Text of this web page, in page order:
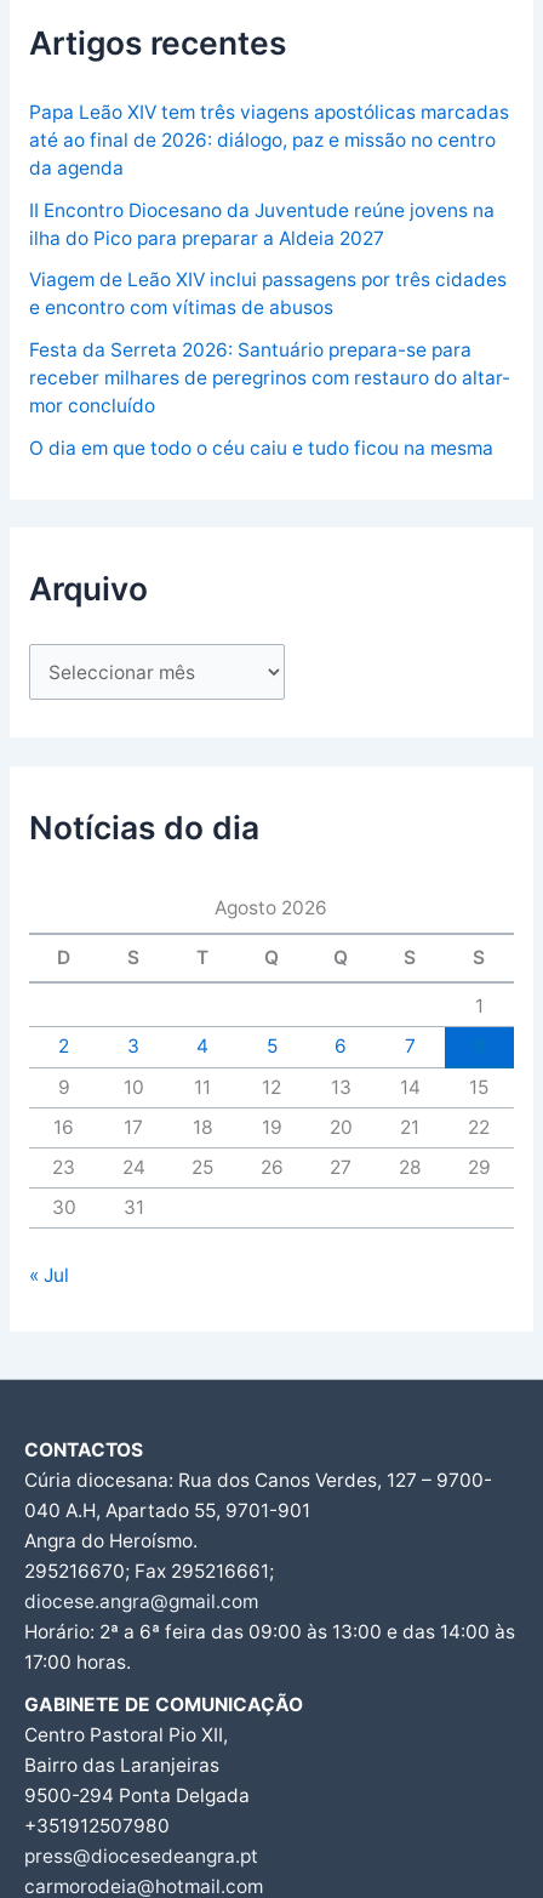
Artigos recentes
Papa Leão XIV tem três viagens apostólicas marcadas
até ao final de 2026: diálogo, paz e missão no centro
da agenda
II Encontro Diocesano da Juventude reúne jovens na
ilha do Pico para preparar a Aldeia 2027
Viagem de Leão XIV inclui passagens por três cidades
e encontro com vítimas de abusos
Festa da Serreta 2026: Santuário prepara-se para
receber milhares de peregrinos com restauro do altar-
mor concluído
O dia em que todo o céu caiu e tudo ficou na mesma
Arquivo
Notícias do dia
Agosto 2026
D S T Q Q S S
1
2
3 4 5 6 7
9
10 11 12 13 14
15
16
17 18 19 20 21
22
23
24 25 26 27 28
29
30
31
« Jul
CONTACTOS
Cúria diocesana: Rua dos Canos Verdes, 127 – 9700-
040 A.H, Apartado 55, 9701-901
Angra do Heroísmo.
295216670; Fax 295216661;
diocese.angra@gmail.com
Horário: 2ª a 6ª feira das 09:00 às 13:00 e das 14:00 às
17:00 horas.
GABINETE DE COMUNICAÇÃO
Centro Pastoral Pio XII,
Bairro das Laranjeiras
9500-294 Ponta Delgada
+351912507980
press@diocesedeangra.pt
carmorodeia@hotmail.com